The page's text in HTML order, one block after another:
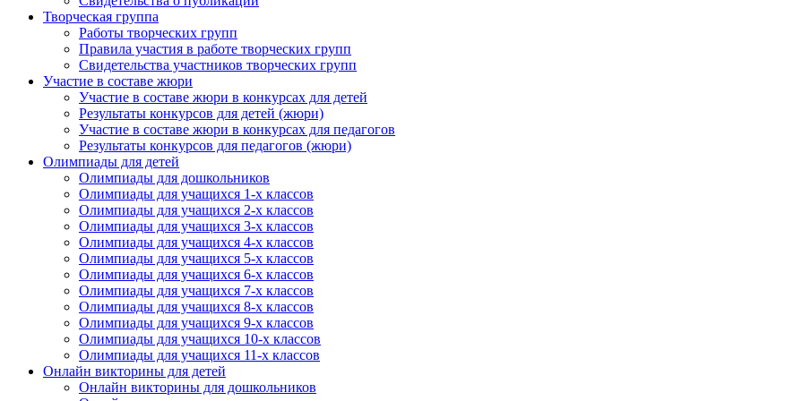
Творческая группа
Работы творческих групп
Правила участия в работе творческих групп
Свидетельства участников творческих групп
Участие в составе жюри
Участие в составе жюри в конкурсах для детей
Результаты конкурсов для детей (жюри)
Участие в составе жюри в конкурсах для педагогов
Результаты конкурсов для педагогов (жюри)
Олимпиады для детей
Олимпиады для дошкольников
Олимпиады для учащихся 1-х классов
Олимпиады для учащихся 2-х классов
Олимпиады для учащихся 3-х классов
Олимпиады для учащихся 4-х классов
Олимпиады для учащихся 5-х классов
Олимпиады для учащихся 6-х классов
Олимпиады для учащихся 7-х классов
Олимпиады для учащихся 8-х классов
Олимпиады для учащихся 9-х классов
Олимпиады для учащихся 10-х классов
Олимпиады для учащихся 11-х классов
Онлайн викторины для детей
Онлайн викторины для дошкольников